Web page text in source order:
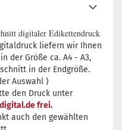
digitaler Edikettendruck
liefern wir Ihnen
der Größe ca. A4 - A3,
in der Endgröße.
Auswahl )
den Druck unter
frei.
auch den gewählten